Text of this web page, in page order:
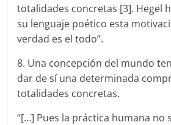
totalidades concretas [3]. Hegel
su lenguaje poético esta
verdad es el todo”.
8. Una concepción del mundo
dar de sí una determinada
totalidades concretas.
“[…] Pues la práctica humana no